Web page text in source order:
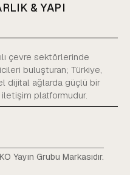
& YAPI
çevre sektörlerinde
buluşturan; Türkiye,
dijital ağlarda güçlü bir
iletişim platformudur.
Yayın Grubu Markasıdır.